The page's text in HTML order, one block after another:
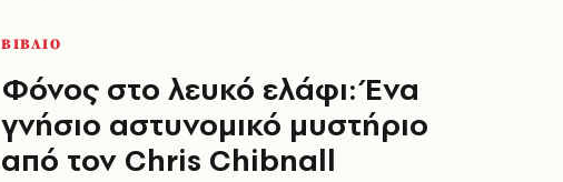
ΒΙΒΛΙΟ
Φόνος στο λευκό ελάφι: Ένα
γνήσιο αστυνομικό μυστήριο
από τον Chris Chibnall